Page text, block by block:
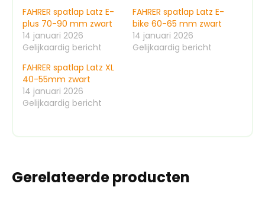
FAHRER spatlap Latz E-
plus 70-90 mm zwart
14 januari 2026
Gelijkaardig bericht
FAHRER spatlap Latz E-
bike 60-65 mm zwart
14 januari 2026
Gelijkaardig bericht
FAHRER spatlap Latz XL
40-55mm zwart
14 januari 2026
Gelijkaardig bericht
Gerelateerde producten